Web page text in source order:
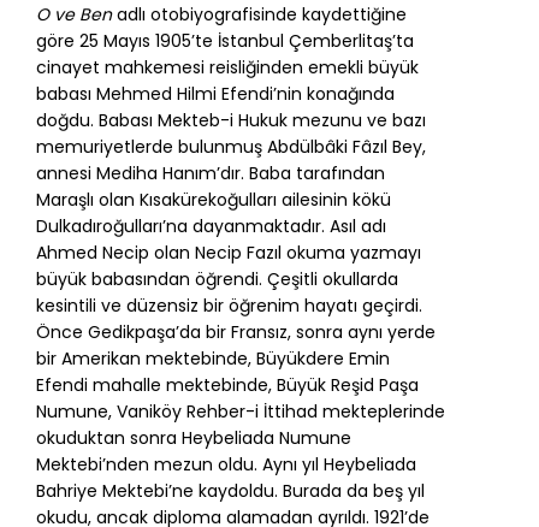
O ve Benadlı otobiyografisinde kaydettiğine
göre 25 Mayıs 1905’te İstanbul Çemberlitaş’ta
cinayet mahkemesi reisliğinden emekli büyük
babası Mehmed Hilmi Efendi’nin konağında
doğdu. Babası Mekteb-i Hukuk mezunu ve bazı
memuriyetlerde bulunmuş Abdülbâki Fâzıl Bey,
annesi Mediha Hanım’dır. Baba tarafından
Maraşlı olan Kısakürekoğulları ailesinin kökü
Dulkadıroğulları’na dayanmaktadır. Asıl adı
Ahmed Necip olan Necip Fazıl okuma yazmayı
büyük babasından öğrendi. Çeşitli okullarda
kesintili ve düzensiz bir öğrenim hayatı geçirdi.
Önce Gedikpaşa’da bir Fransız, sonra aynı yerde
bir Amerikan mektebinde, Büyükdere Emin
Efendi mahalle mektebinde, Büyük Reşid Paşa
Numune, Vaniköy Rehber-i İttihad mekteplerinde
okuduktan sonra Heybeliada Numune
Mektebi’nden mezun oldu. Aynı yıl Heybeliada
Bahriye Mektebi’ne kaydoldu. Burada da beş yıl
okudu, ancak diploma alamadan ayrıldı. 1921’de